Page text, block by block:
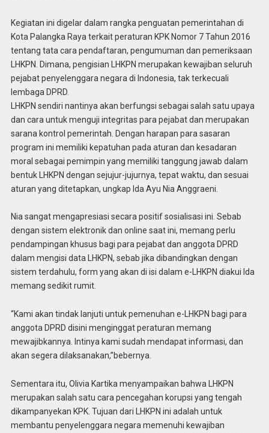
Kegiatan ini digelar dalam rangka penguatan pemerintahan di
Kota Palangka Raya terkait peraturan KPK Nomor 7 Tahun 2016
tentang tata cara pendaftaran, pengumuman dan pemeriksaan
LHKPN. Dimana, pengisian LHKPN merupakan kewajiban seluruh
pejabat penyelenggara negara di Indonesia, tak terkecuali
lembaga DPRD.
LHKPN sendiri nantinya akan berfungsi sebagai salah satu upaya
dan cara untuk menguji integritas para pejabat dan merupakan
sarana kontrol pemerintah. Dengan harapan para sasaran
program ini memiliki kepatuhan pada aturan dan kesadaran
moral sebagai pemimpin yang memiliki tanggung jawab dalam
bentuk LHKPN dengan sejujur-jujurnya, tepat waktu, dan sesuai
aturan yang ditetapkan, ungkap Ida Ayu Nia Anggraeni.
Nia sangat mengapresiasi secara positif sosialisasi ini. Sebab
dengan sistem elektronik dan online saat ini, memang perlu
pendampingan khusus bagi para pejabat dan anggota DPRD
dalam mengisi data LHKPN, sebab jika dibandingkan dengan
sistem terdahulu, form yang akan di isi dalam e-LHKPN diakui Ida
memang sedikit rumit.
“Kami akan tindak lanjuti untuk pemenuhan e-LHKPN bagi para
anggota DPRD disini menginggat peraturan memang
mewajibkannya. Intinya kami sudah mendapat informasi, dan
akan segera dilaksanakan,”bebernya.
Sementara itu, Olivia Kartika menyampaikan bahwa LHKPN
merupakan salah satu cara pencegahan korupsi yang tengah
dikampanyekan KPK. Tujuan dari LHKPN ini adalah untuk
membantu penyelenggara negara memenuhi kewajiban